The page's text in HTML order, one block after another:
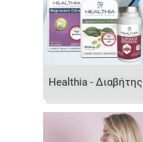
Healthia - Διαβήτης